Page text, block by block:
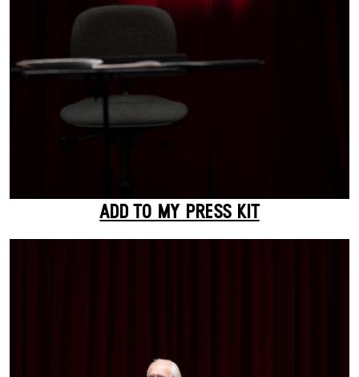
ADD TO MY PRESS KIT